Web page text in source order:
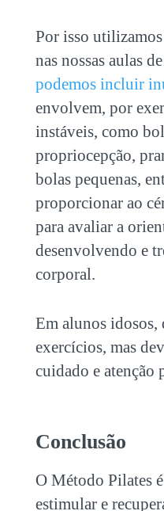
Por isso
nas nossas aulas
podemos incluir
envolvem, por
instáveis, como
propriocepção,
bolas pequenas,
proporcionar ao
para avaliar a
desenvolvendo e
corporal.
Em alunos idosos,
exercícios, mas
cuidado e atenção
Conclusão
O Método Pilates
estimular e